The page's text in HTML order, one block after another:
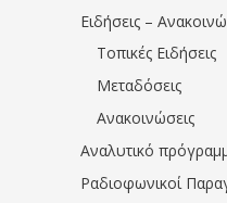
Ειδήσεις –
Τοπικές Ειδήσεις
Μεταδόσεις
Ανακοινώσεις
Αναλυτικό
Ραδιοφωνικοί